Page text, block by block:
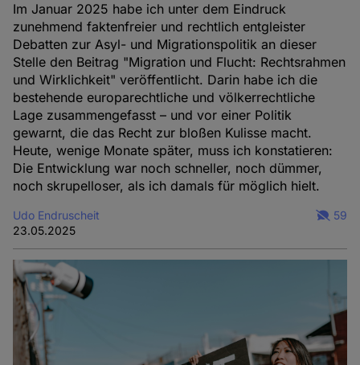
Im Januar 2025 habe ich unter dem Eindruck
zunehmend faktenfreier und rechtlich entgleister
Debatten zur Asyl- und Migrationspolitik an dieser
Stelle den Beitrag "Migration und Flucht: Rechtsrahmen
und Wirklichkeit" veröffentlicht. Darin habe ich die
bestehende europarechtliche und völkerrechtliche
Lage zusammengefasst – und vor einer Politik
gewarnt, die das Recht zur bloßen Kulisse macht.
Heute, wenige Monate später, muss ich konstatieren:
Die Entwicklung war noch schneller, noch dümmer,
noch skrupelloser, als ich damals für möglich hielt.
Udo Endruscheit
23.05.2025
59